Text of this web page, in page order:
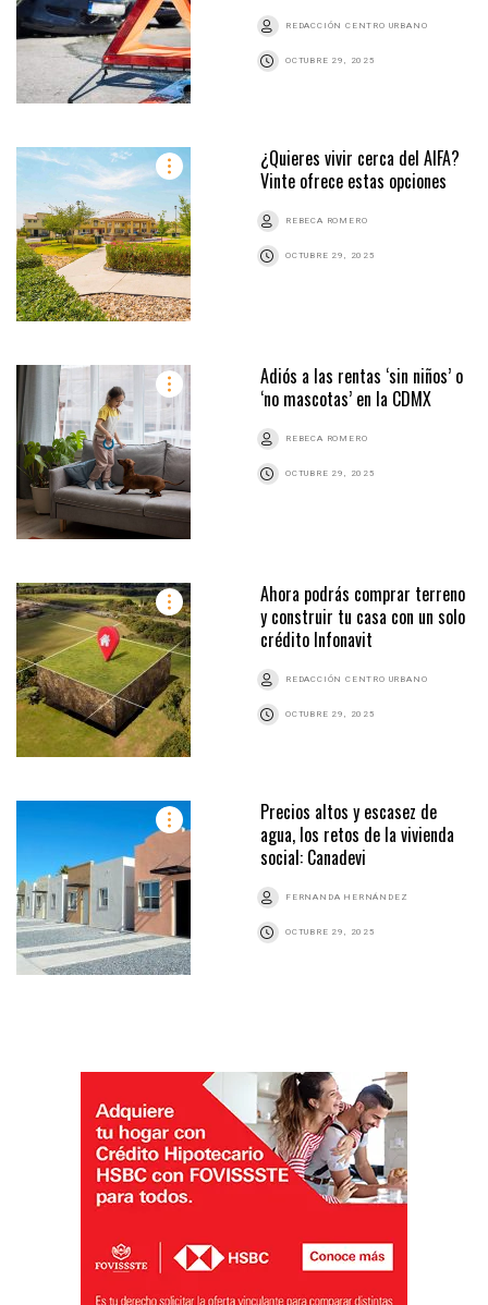
REDACCIÓN CENTRO URBANO
OCTUBRE 29, 2025
¿Quieres vivir cerca del AIFA?
Vinte ofrece estas opciones
REBECA ROMERO
OCTUBRE 29, 2025
Adiós a las rentas ‘sin niños’ o
‘no mascotas’ en la CDMX
REBECA ROMERO
OCTUBRE 29, 2025
Ahora podrás comprar terreno
y construir tu casa con un solo
crédito Infonavit
REDACCIÓN CENTRO URBANO
OCTUBRE 29, 2025
Precios altos y escasez de
agua, los retos de la vivienda
social: Canadevi
FERNANDA HERNÁNDEZ
OCTUBRE 29, 2025